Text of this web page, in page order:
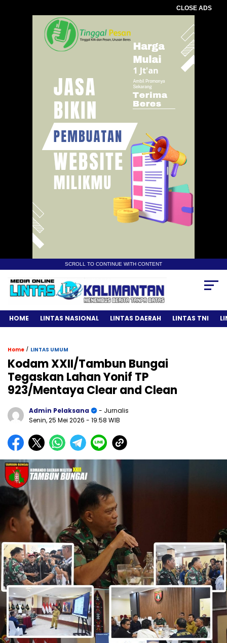
CLOSE ADS
SCROLL TO CONTINUE WITH CONTENT
HOME LINTAS NASIONAL LINTAS DAERAH LINTAS TNI
Home / LINTAS UMUM
Kodam XXII/Tambun Bungai
Tegaskan Lahan Yonif TP
923/Mentaya Clear and Clean
Admin Pelaksana
- Jurnalis
Senin, 25 Mei 2026 - 19:58 WIB